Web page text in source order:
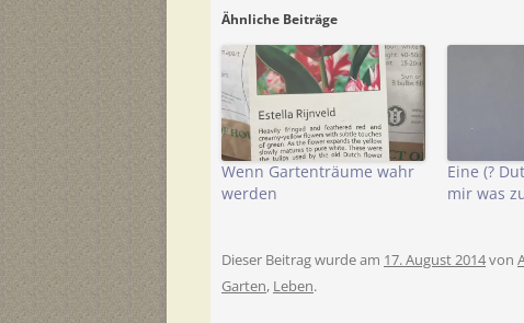
Ähnliche Beiträge
Wenn Gartenträume wahr
werden
Eine (?
mir was
Dieser Beitrag wurde am 17. August 2014von
Garten, Leben.